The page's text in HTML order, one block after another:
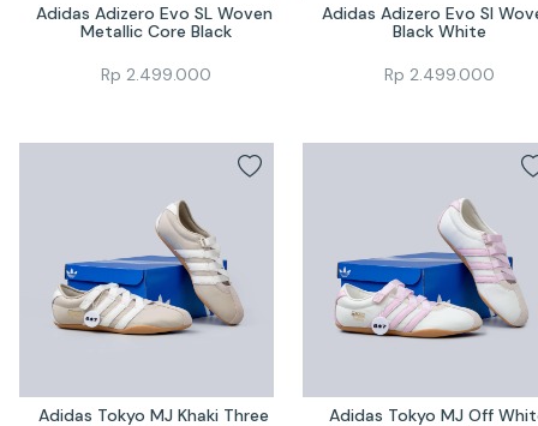
Adidas Adizero Evo SL Woven
Metallic Core Black
Rp 2.499.000
Adidas Adizero Evo Sl
Black White
Rp 2.499.000
Adidas Tokyo MJ Khaki Three
Adidas Tokyo MJ Off